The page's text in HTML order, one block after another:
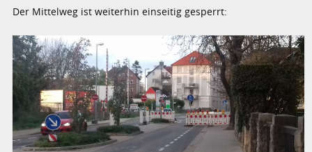
Der Mittelweg ist weiterhin einseitig gesperrt: